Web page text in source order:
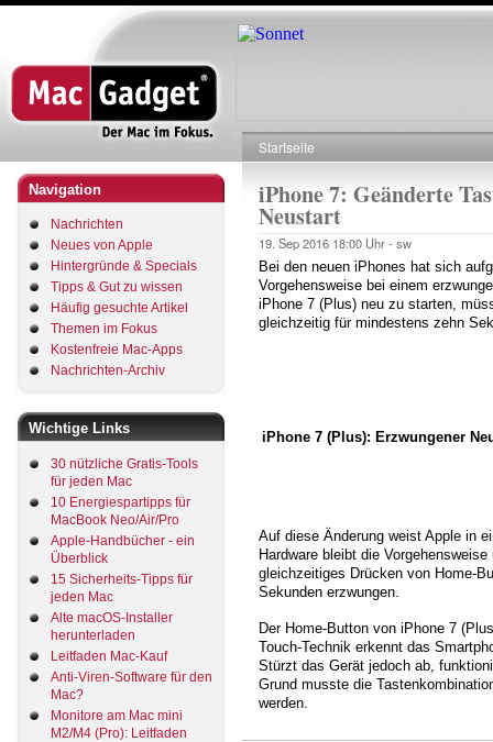
Direkt
zum
Navigation
Nachrichten
Neues von Apple
Hintergründe & Specials
Tipps & Gut zu wissen
Häufig gesuchte Artikel
Themen im Fokus
Kostenfreie Mac-Apps
Nachrichten-Archiv
Wichtige Links
30 nützliche Gratis-Tools
für jeden Mac
10 Energiespartipps für
MacBook Neo/Air/Pro
Apple-Handbücher - ein
Überblick
15 Sicherheits-Tipps für
jeden Mac
Alte macOS-Installer
herunterladen
Leitfaden Mac-Kauf
Anti-Viren-Software für den
Mac?
Monitore am Mac mini
M2/M4 (Pro): Leitfaden
Pfadnavigation
Startseite
iPhone 7: Geänderte
Neustart
19. Sep 2016 18:00 Uhr - sw
Bei den neuen iPhones hat sich
Vorgehensweise bei einem
iPhone 7 (Plus) neu zu starten,
gleichzeitig für mindestens zehn
iPhone 7 (Plus): Erzwungener
Auf diese Änderung weist Apple in
Hardware bleibt die
gleichzeitiges Drücken von Home-
Sekunden erzwungen.
Der Home-Button von iPhone 7
Touch-Technik erkennt das
Stürzt das Gerät jedoch ab,
Grund musste die
werden.